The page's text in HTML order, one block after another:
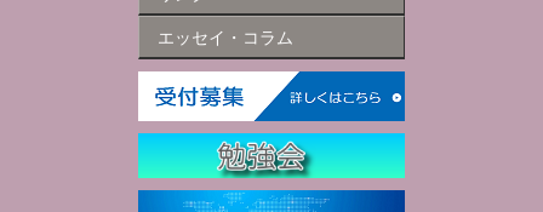
エッセイ・コラム